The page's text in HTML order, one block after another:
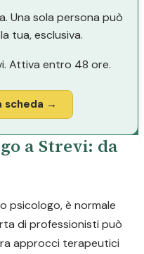
Una sola persona può
tua, esclusiva.
Attiva entro 48 ore.
scheda →
a Strevi: da
psicologo, è normale
di professionisti può
approcci terapeutici